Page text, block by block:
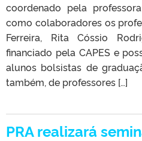
coordenado pela
como colaboradores os
Ferreira, Rita Cóssio
financiado pela CAPES e
alunos bolsistas de
também, de professores […]
PRA realizará